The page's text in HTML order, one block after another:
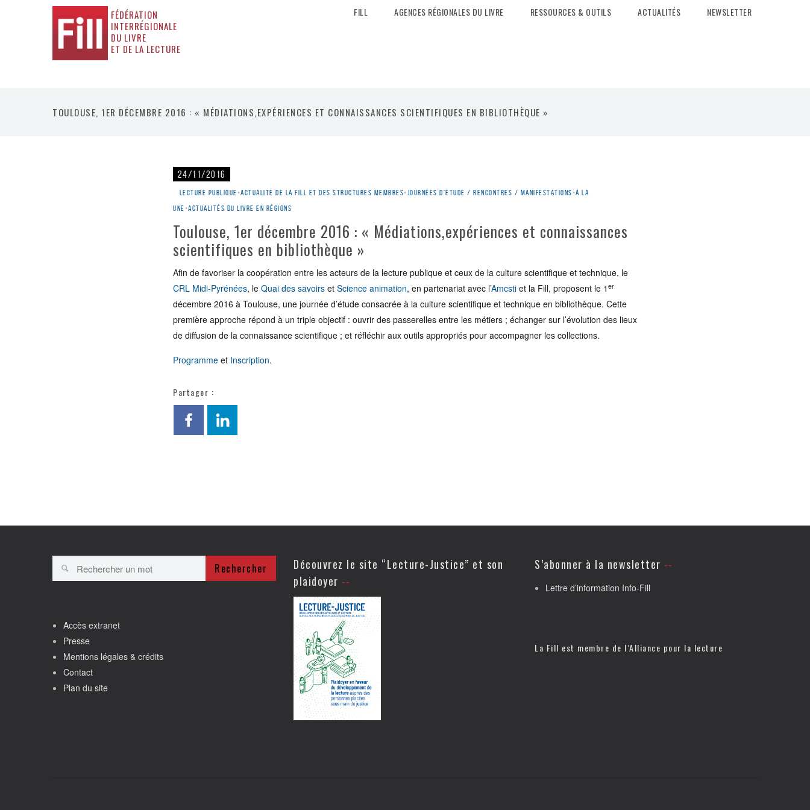
FÉDÉRATION
INTERRÉGIONALE
DU LIVRE
ET DE LA LECTURE
FILL AGENCES RÉGIONALES DU LIVRE RESSOURCES & OUTILS ACTUALITÉS NEWSLETTER
TOULOUSE, 1ER DÉCEMBRE 2016 : « MÉDIATIONS,EXPÉRIENCES ET CONNAISSANCES SCIENTIFIQUES EN BIBLIOTHÈQUE »
24/11/2016
Lecture publique •Actualité de la Fill et des structures membres•Journées d'étude / rencontres / manifestations •À la
une •Actualités du livre en régions
Toulouse, 1er décembre 2016 : « Médiations,expériences et connaissances
scientifiques en bibliothèque »
Afin de favoriser la coopération entre les acteurs de la lecture publique et ceux de la culture scientifique et technique, le
CRL Midi-Pyrénées, le Quai des savoirs et Science animation, en partenariat avec l’Amcsti et la Fill, proposent le 1 er
décembre 2016 à Toulouse, une journée d’étude consacrée à la culture scientifique et technique en bibliothèque. Cette
première approche répond à un triple objectif : ouvrir des passerelles entre les métiers ; échanger sur l’évolution des lieux
de diffusion de la connaissance scientifique ; et réfléchir aux outils appropriés pour accompagner les collections.
Programme et Inscription.
Partager :
Rechercher
Accès extranet
Presse
Mentions légales & crédits
Contact
Plan du site
Découvrez le site “Lecture-Justice” et son
plaidoyer
S’abonner à la newsletter
Lettre d’information Info-Fill
La Fill est membre de l’Alliance pour la lecture